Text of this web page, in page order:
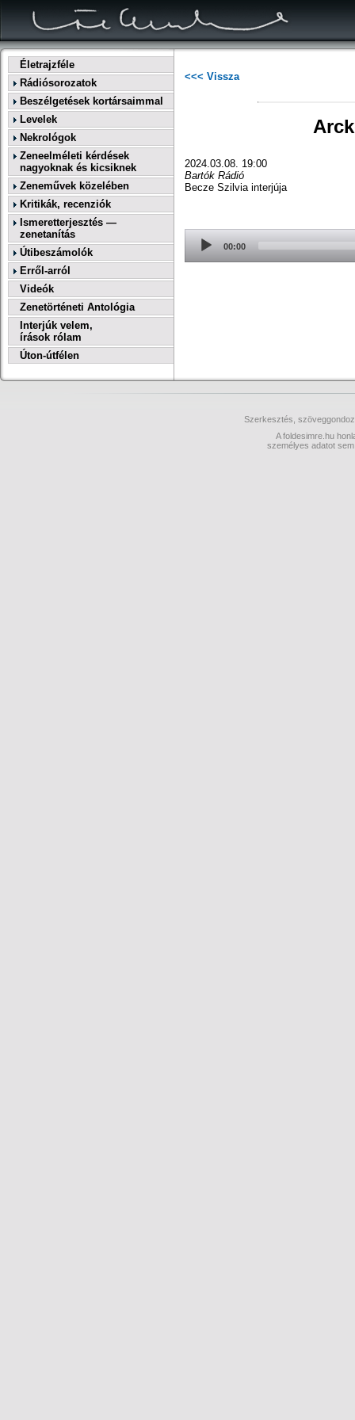
Életrajzféle
Rádiósorozatok
Beszélgetések kortársaimmal
Levelek
Nekrológok
Zeneelméleti kérdések
nagyoknak és kicsiknek
Zeneművek közelében
Kritikák, recenziók
Ismeretterjesztés —
zenetanítás
Útibeszámolók
Erről-arról
Videók
Zenetörténeti Antológia
Interjúk velem,
írások rólam
Úton-útfélen
<<< Vissza
2024.03.08. 19:00
Bartók Rádió
Becze Szilvia interjúja
Player
00:00
Szerkesztés,
A foldesimre.hu
személyes adatot